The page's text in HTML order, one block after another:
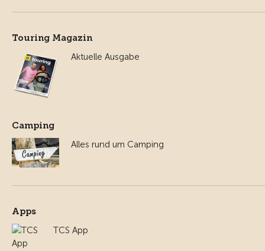
Touring Magazin
Aktuelle Ausgabe
Camping
Alles rund um Camping
Apps
TCS App